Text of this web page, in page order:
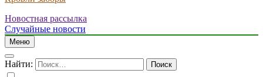
Новостная рассылка
Случайные новости
Меню
Найти: